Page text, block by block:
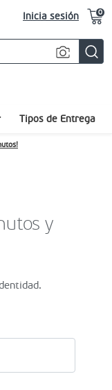
Inicia sesión 0
Tipos de Entrega
y